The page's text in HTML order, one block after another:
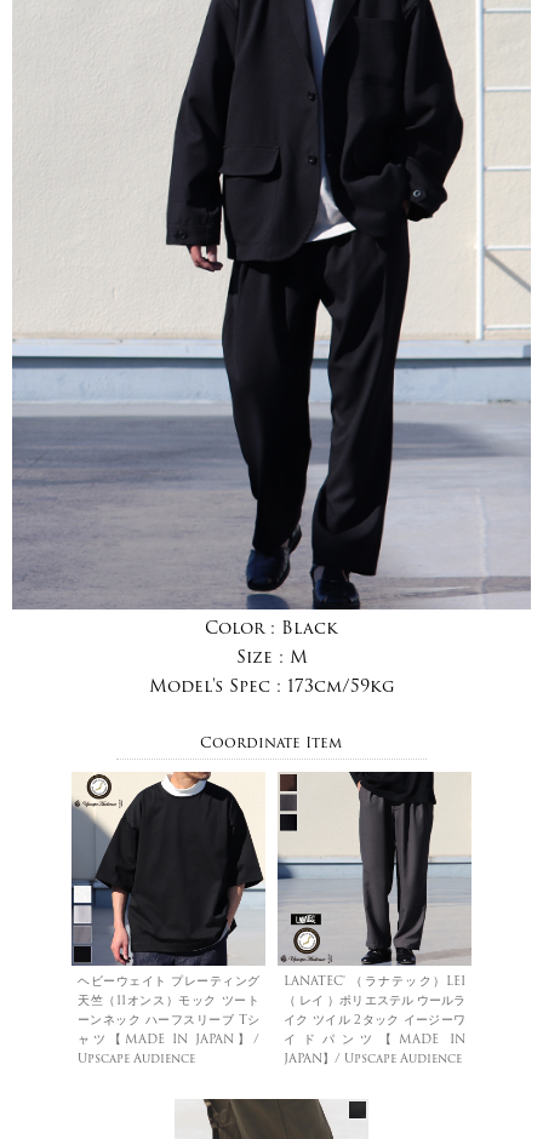
Color : Black
Size : M
Model's Spec : 173cm/59kg
Coordinate Item
ヘビーウェイト プレーティング
天竺（11オンス）モック ツート
ーンネック ハーフスリーブ Tシ
ャツ【MADE IN JAPAN】/
Upscape Audience
LANATEC® （ラナテック）LEI
（ レイ ）ポリエステル ウールラ
イク ツイル 2タック イージーワ
イドパンツ【MADE IN
JAPAN】/ Upscape Audience